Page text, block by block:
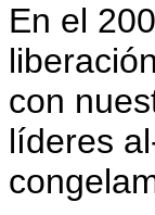
En el
con
líderes